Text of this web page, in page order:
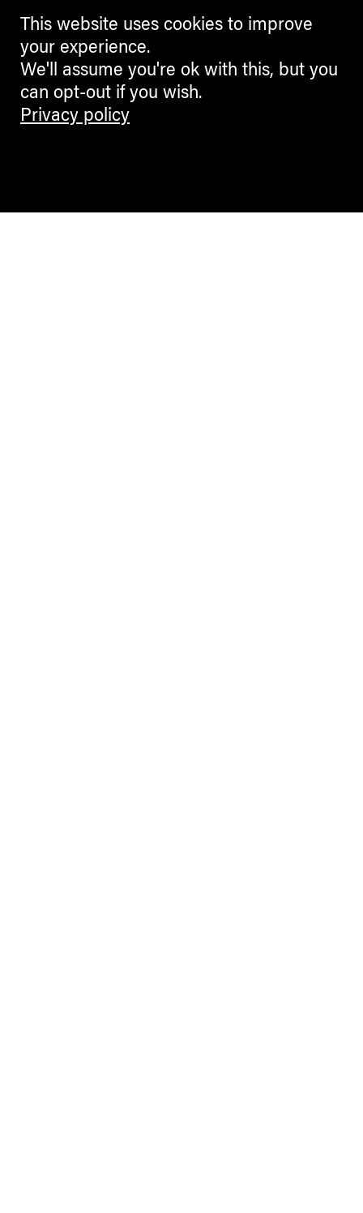
This website uses cookies to improve
your experience.
We'll assume you're ok with this, but you
can opt-out if you wish.
Privacy policy